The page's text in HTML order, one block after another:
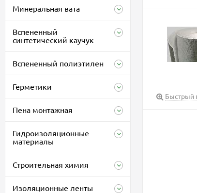
Минеральная вата
Вспененный
синтетический каучук
Вспененный полиэтилен
Герметики
Пена монтажная
Гидроизоляционные
материалы
Строительная химия
Изоляционные ленты
Быстрый